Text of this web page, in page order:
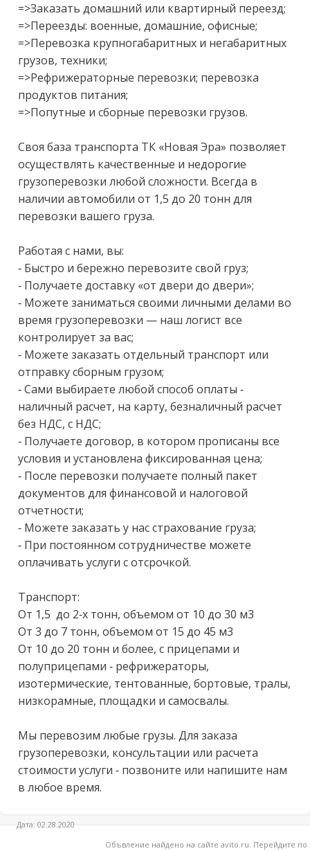
=>Заказать домашний или квартирный переезд;
=>Переезды: военные, домашние, офисные;
=>Перевозка крупногабаритных и негабаритных
грузов, техники;
=>Рефрижераторные перевозки; перевозка
продуктов питания;
=>Попутные и сборные перевозки грузов.
Своя база транспорта ТК «Новая Эра» позволяет
осуществлять качественные и недорогие
грузоперевозки любой сложности. Всегда в
наличии автомобили от 1,5 до 20 тонн для
перевозки вашего груза.
Работая с нами, вы:
- Быстро и бережно перевозите свой груз;
- Получаете доставку «от двери до двери»;
- Можете заниматься своими личными делами во
время грузоперевозки — наш логист все
контролирует за вас;
- Можете заказать отдельный транспорт или
отправку сборным грузом;
- Сами выбираете любой способ оплаты -
наличный расчет, на карту, безналичный расчет
без НДС, с НДС;
- Получаете договор, в котором прописаны все
условия и установлена фиксированная цена;
- После перевозки получаете полный пакет
документов для финансовой и налоговой
отчетности;
- Можете заказать у нас страхование груза;
- При постоянном сотрудничестве можете
оплачивать услуги с отсрочкой.
Транспорт:
От 1,5  до 2-х тонн, объемом от 10 до 30 м3
От 3 до 7 тонн, объемом от 15 до 45 м3
От 10 до 20 тонн и более, с прицепами и
полуприцепами - рефрижераторы,
изотермические, тентованные, бортовые, тралы,
низкорамные, площадки и самосвалы.
Мы перевозим любые грузы. Для заказа
грузоперевозки, консультации или расчета
стоимости услуги - позвоните или напишите нам
в любое время.
Дата: 02.28.2020
Объвление найдено на сайте avito.ru. Перейдите по